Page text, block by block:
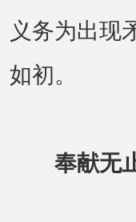
义务为出现
如初。
奉献无